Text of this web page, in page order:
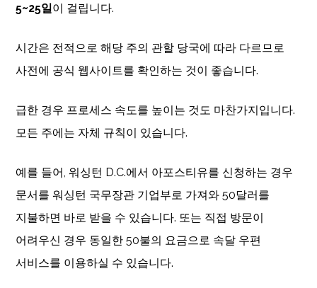
5~25일이 걸립니다.
시간은 전적으로 해당 주의 관할 당국에 따라 다르므로
사전에 공식 웹사이트를 확인하는 것이 좋습니다.
급한 경우 프로세스 속도를 높이는 것도 마찬가지입니다.
모든 주에는 자체 규칙이 있습니다.
예를 들어, 워싱턴 D.C.에서 아포스티유를 신청하는 경우
문서를 워싱턴 국무장관 기업부로 가져와 50달러를
지불하면 바로 받을 수 있습니다. 또는 직접 방문이
어려우신 경우 동일한 50불의 요금으로 속달 우편
서비스를 이용하실 수 있습니다.